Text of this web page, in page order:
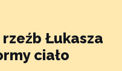
Łukasza
ciało